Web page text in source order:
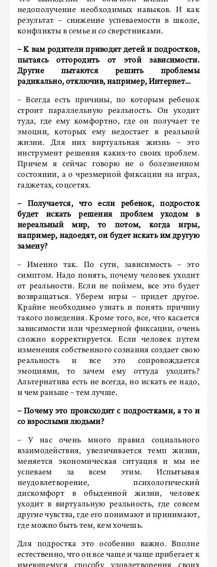
недополучение необходимых навыков. И как
результат – снижение успеваемости в школе,
конфликты в семье и со сверстниками.
– К вам родители приводят детей и подростков,
пытаясь отгородить от этой зависимости.
Другие пытаются решить проблемы
радикально, отключив, например, Интернет…
– Всегда есть причины, по которым ребенок
строит параллельную реальность. Он уходит
туда, где ему комфортно, где он получает те
эмоции, которых ему недостает в реальной
жизни. Для них виртуальная жизнь – это
инструмент решения каких-то своих проблем.
Причем я сейчас говорю не о болезненном
состоянии, а о чрезмерной фиксации на играх,
гаджетах, соцсетях.
– Получается, что если ребенок, подросток
будет искать решения проблем уходом в
нереальный мир, то потом, когда игры,
например, надоедят, он будет искать им другую
замену?
– Именно так. По сути, зависимость – это
симптом. Надо понять, почему человек уходит
от реальности. Если не поймем, все это будет
возвращаться. Уберем игры – придет другое.
Крайне необходимо узнать и понять причину
такого поведения. Кроме того, все, что касается
зависимости или чрезмерной фиксации, очень
сложно корректируется. Если человек путем
изменения собственного сознания создает свою
реальность и все это сопровождается
эмоциями, то зачем ему оттуда уходить?
Альтернатива есть не всегда, но искать ее надо,
и чем раньше – тем лучше.
– Почему это происходит с подростками, а то и
со взрослыми людьми?
– У нас очень много правил социального
взаимодействия, увеличивается темп жизни,
меняется экономическая ситуация и мы не
успеваем за всем этим. Испытывая
неудовлетворение, психологический
дискомфорт в обыденной жизни, человек
уходит в виртуальную реальность, где совсем
другие чувства, где его понимают и принимают,
где можно быть тем, кем хочешь.
Для подростка это особенно важно. Вполне
естественно, что он все чаще и чаще прибегает к